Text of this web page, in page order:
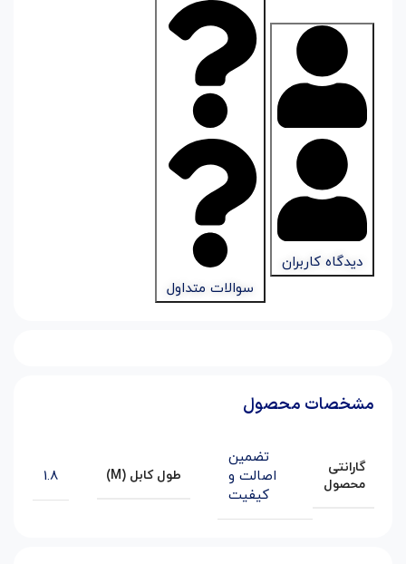
دیدگاه کاربران
سوالات متداول
مشخصات محصول
گارانتی
محصول
تضمین
اصالت و
کیفیت
طول کابل (M) 1.8